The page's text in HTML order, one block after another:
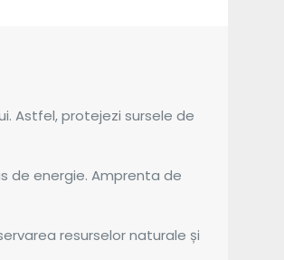
Astfel, protejezi sursele de
de energie. Amprenta de
resurselor naturale și